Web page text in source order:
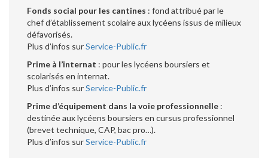
Fonds social pour les cantines : fond attribué par le
chef d’établissement scolaire aux lycéens issus de milieux
défavorisés.
Plus d’infos surService-Public.fr
Prime à l’internat : pour les lycéens boursiers et
scolarisés en internat.
Plus d’infos surService-Public.fr
Prime d’équipement dans la voie professionnelle :
destinée aux lycéens boursiers en cursus professionnel
(brevet technique, CAP, bac pro…).
Plus d’infos surService-Public.fr